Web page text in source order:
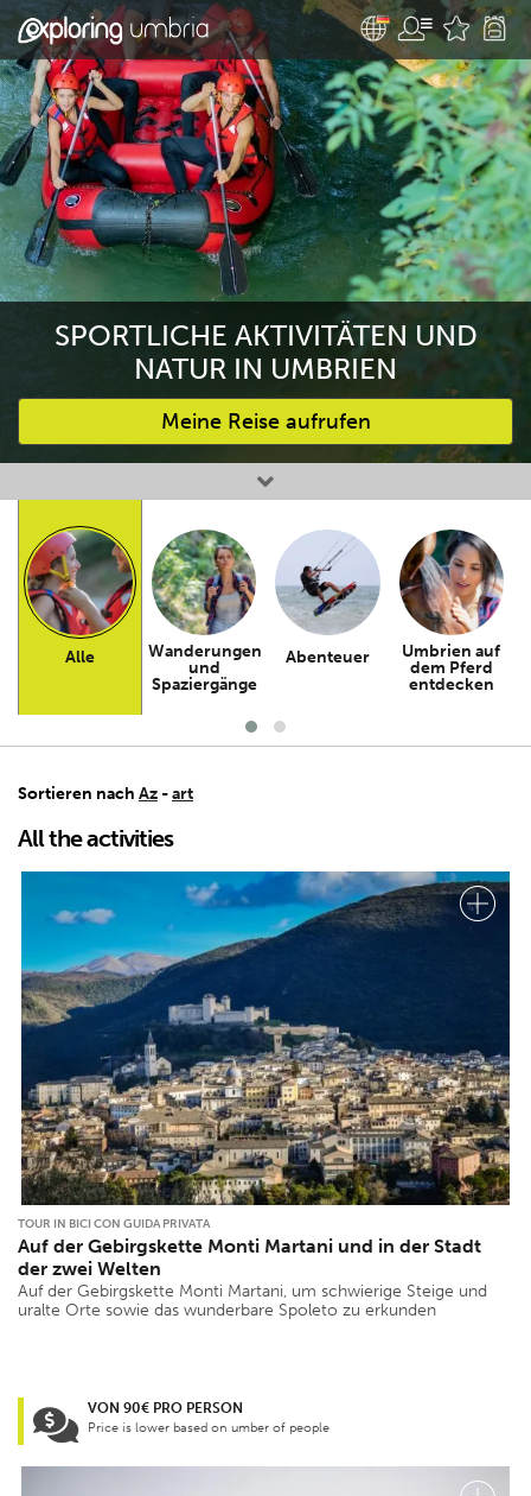
SPORTLICHE AKTIVITÄTEN UND
NATUR IN UMBRIEN
Meine Reise aufrufen
Bevorzugte Aktivitäten
Alle
Wanderungen
und
Spaziergänge
Abenteuer
Umbrien auf
dem Pferd
entdecken
Sortieren nach Az -art
All the activities
TOUR IN BICI CON GUIDA PRIVATA
Auf der Gebirgskette Monti Martani und in der Stadt
der zwei Welten
Auf der Gebirgskette Monti Martani, um schwierige Steige und
uralte Orte sowie das wunderbare Spoleto zu erkunden
VON 90€ PRO PERSON
Price is lower based on umber of people